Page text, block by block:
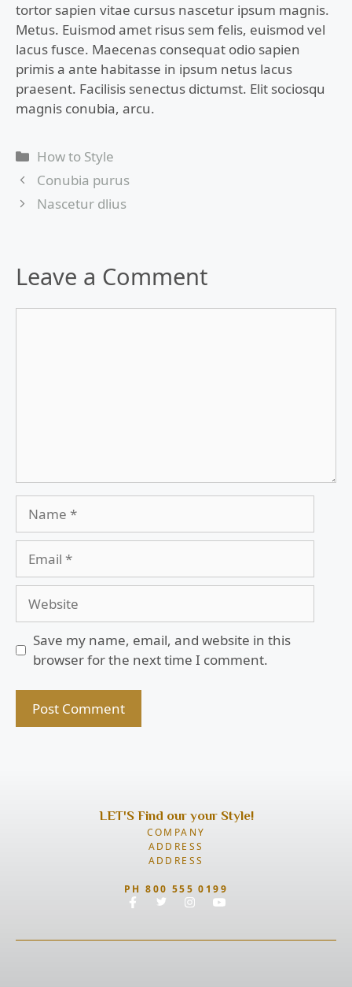
tortor sapien vitae cursus nascetur ipsum magnis.
Metus. Euismod amet risus sem felis, euismod vel
lacus fusce. Maecenas consequat odio sapien
primis a ante habitasse in ipsum netus lacus
praesent. Facilisis senectus dictumst. Elit sociosqu
magnis conubia, arcu.
Categories
How to Style
Conubia purus
Nascetur dlius
Leave a Comment
Save my name, email, and website in this
browser for the next time I comment.
LET'S Find our your Style!
COMPANY
ADDRESS
ADDRESS
PH 800 555 0199